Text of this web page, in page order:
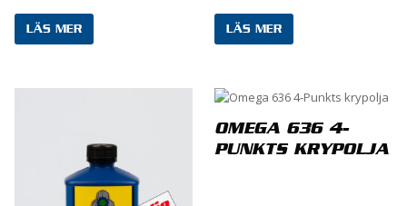
LÄS MER LÄS MER
OMEGA 636 4-
PUNKTS KRYPOLJA